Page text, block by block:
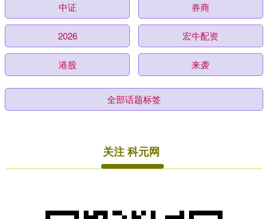
中证 券商
2026 宏牛配资
港股 来袭
全部话题标签
关注 科元网